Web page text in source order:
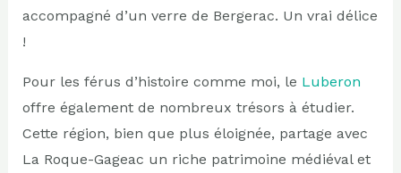
accompagné d’un verre de Bergerac. Un vrai délice
!
Pour les férus d’histoire comme moi, le Luberon
offre également de nombreux trésors à étudier.
Cette région, bien que plus éloignée, partage avec
La Roque-Gageac un riche patrimoine médiéval et